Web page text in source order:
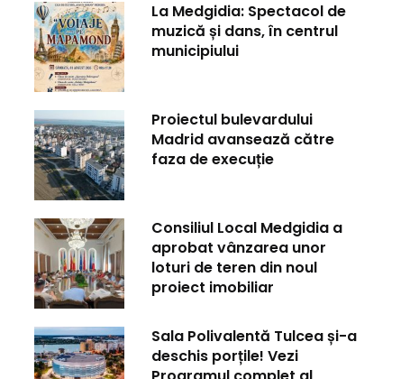
La Medgidia: Spectacol de
muzică și dans, în centrul
municipiului
Proiectul bulevardului
Madrid avansează către
faza de execuție
Consiliul Local Medgidia a
aprobat vânzarea unor
loturi de teren din noul
proiect imobiliar
Sala Polivalentă Tulcea și-a
deschis porțile! Vezi